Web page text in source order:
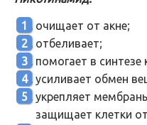
очищает от акне;
отбеливает;
помогает в синтезе
усиливает обмен
укрепляет
защищает клетки